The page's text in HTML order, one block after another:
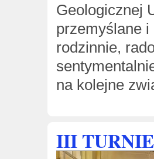
Geologicznej
przemyślane i
rodzinnie,
na kolejne
III